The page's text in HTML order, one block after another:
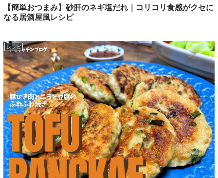
【簡単おつまみ】砂肝のネギ塩だれ｜コリコリ食感がクセに
なる居酒屋風レシピ
レシピ